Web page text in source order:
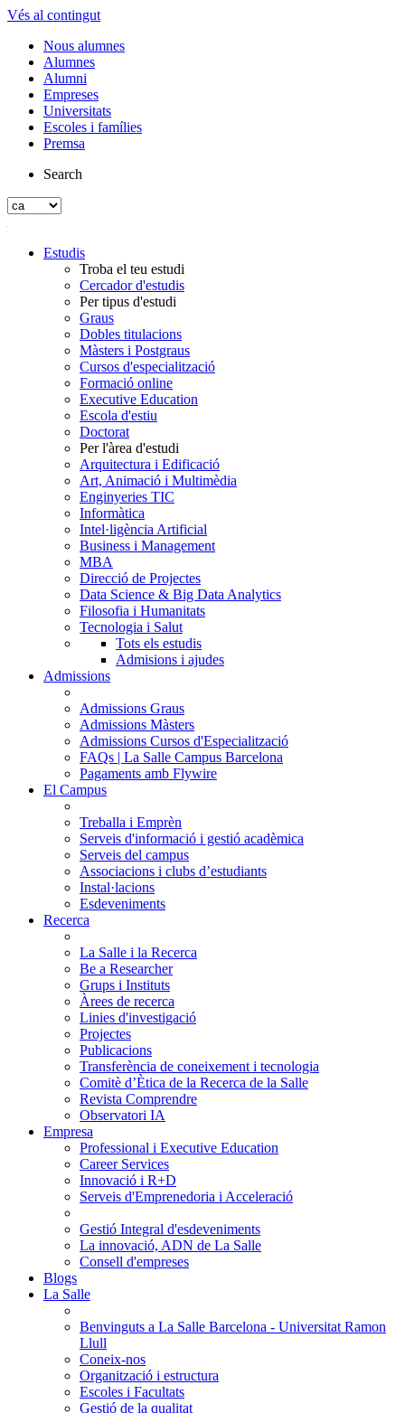
Vés al contingut
Nous alumnes
Alumnes
Alumni
Empreses
Universitats
Escoles i famílies
Premsa
Search
Estudis
Troba el teu estudi
Cercador d'estudis
Per tipus d'estudi
Graus
Dobles titulacions
Màsters i Postgraus
Cursos d'especialització
Formació online
Executive Education
Escola d'estiu
Doctorat
Per l'àrea d'estudi
Arquitectura i Edificació
Art, Animació i Multimèdia
Enginyeries TIC
Informàtica
Intel·ligència Artificial
Business i Management
MBA
Direcció de Projectes
Data Science & Big Data Analytics
Filosofia i Humanitats
Tecnologia i Salut
Tots els estudis
Admisions i ajudes
Admissions
Admissions Graus
Admissions Màsters
Admissions Cursos d'Especialització
FAQs | La Salle Campus Barcelona
Pagaments amb Flywire
El Campus
Treballa i Emprèn
Serveis d'informació i gestió acadèmica
Serveis del campus
Associacions i clubs d’estudiants
Instal·lacions
Esdeveniments
Recerca
La Salle i la Recerca
Be a Researcher
Grups i Instituts
Àrees de recerca
Linies d'investigació
Projectes
Publicacions
Transferència de coneixement i tecnologia
Comitè d’Ètica de la Recerca de la Salle
Revista Comprendre
Observatori IA
Empresa
Professional i Executive Education
Career Services
Innovació i R+D
Serveis d'Emprenedoria i Acceleració
Gestió Integral d'esdeveniments
La innovació, ADN de La Salle
Consell d'empreses
Blogs
La Salle
Benvinguts a La Salle Barcelona - Universitat Ramon
Llull
Coneix-nos
Organització i estructura
Escoles i Facultats
Gestió de la qualitat